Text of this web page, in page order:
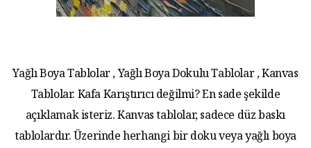
Yağlı Boya Tablolar , Yağlı Boya Dokulu Tablolar , Kanvas
Tablolar. Kafa Karıştırıcı değilmi? En sade şekilde
açıklamak isteriz. Kanvas tablolar, sadece düz baskı
tablolardır. Üzerinde herhangi bir doku veya yağlı boya